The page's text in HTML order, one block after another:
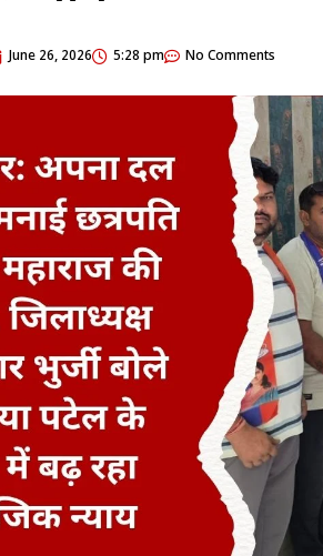
June 26, 2026 5:28 pm No Comments